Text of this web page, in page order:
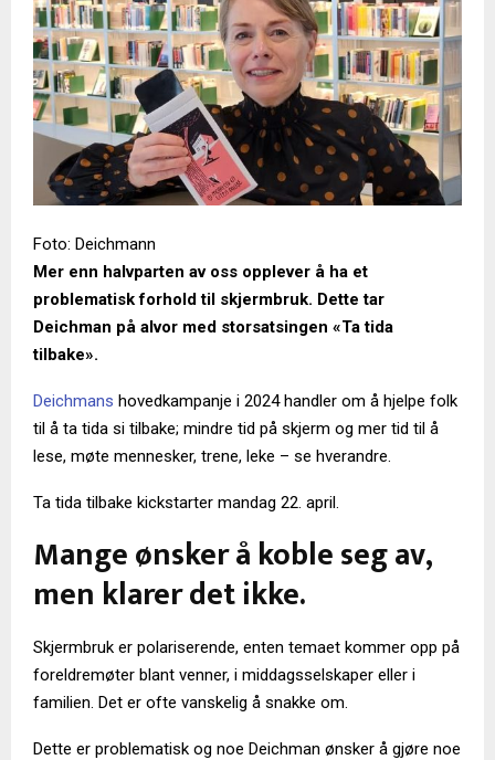
Foto: Deichmann
Mer enn halvparten av oss opplever å ha et
problematisk forhold til skjermbruk. Dette tar
Deichman på alvor med storsatsingen «Ta tida
tilbake».
Deichmans hovedkampanje i 2024 handler om å hjelpe folk
til å ta tida si tilbake; mindre tid på skjerm og mer tid til å
lese, møte mennesker, trene, leke – se hverandre.
Ta tida tilbake kickstarter mandag 22. april.
Mange ønsker å koble seg av,
men klarer det ikke.
Skjermbruk er polariserende, enten temaet kommer opp på
foreldremøter blant venner, i middagsselskaper eller i
familien. Det er ofte vanskelig å snakke om.
Dette er problematisk og noe Deichman ønsker å gjøre noe